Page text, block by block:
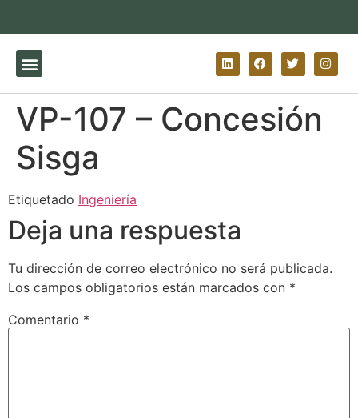
VP-107 – Concesión
Sisga
Etiquetado Ingeniería
Deja una respuesta
Tu dirección de correo electrónico no será publicada.
Los campos obligatorios están marcados con *
Comentario *